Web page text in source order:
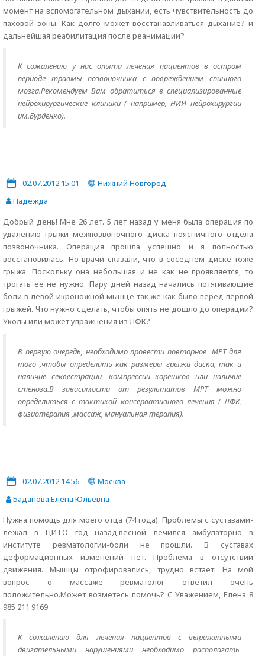
момент на вспомогательном дыхании, есть чувствительность до
паховой зоны. Как долго может восстанавливаться дыхание? и
дальнейшая реабилитация после реанимации?
К сожалению у нас опыта лечения пациентов в остром
периоде травмы позвоночника с повреждением спинного
мозга.Рекомендуем Вам обратиться в специализированные
нейрохирургические клиники ( например, НИИ нейрохирургии
им.Бурденко).
02.07.2012 15:01
Нижний Новгород
Надежда
Добрый день! Мне 26 лет. 5 лет назад у меня была операция по
удалению грыжи межпозвоночного диска поясничного отдела
позвоночника. Операция прошла успешно и я полностью
восстановилась. Но врачи сказали, что в соседнем диске тоже
грыжа. Поскольку она небольшая и не как не проявляется, то
трогать ее не нужно. Пару дней назад начались потягивающие
боли в левой икроножной мышце так же как было перед первой
грыжей. Что нужно сделать, чтобы опять не дошло до операции?
Уколы или может упражнения из ЛФК?
В первую очередь, необходимо провести повторное МРТ для
того ,чтобы определить как размеры грыжи диска, так и
наличие секвестрации, компрессии корешков или наличие
стеноза.В зависимости от результатов МРТ можно
определиться с тактикой консервативного лечения ( ЛФК,
физиотерапия ,массаж, мануальная терапия).
02.07.2012 14:56
Москва
Баданова Елена Юльевна
Нужна помощь для моего отца (74 года). Проблемы с суставами-
лежал в ЦИТО год назад,весной лечился амбулаторно в
институте ревматологии-боли не прошли. В суставах
деформационных изменений нет. Проблема в отсутствии
движения. Мышцы отрофировались, трудно встает. На мой
вопрос о массаже ревматолог ответил очень
положительно.Может возметесь помочь? С Уважением, Елена 8
985 211 9169
К сожалению для лечения пациентов с выраженными
двигательными нарушениями необходимо располагать